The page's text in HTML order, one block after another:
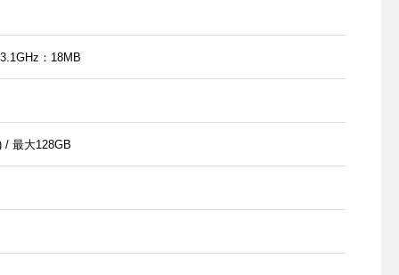
：18MB
/ 最大128GB